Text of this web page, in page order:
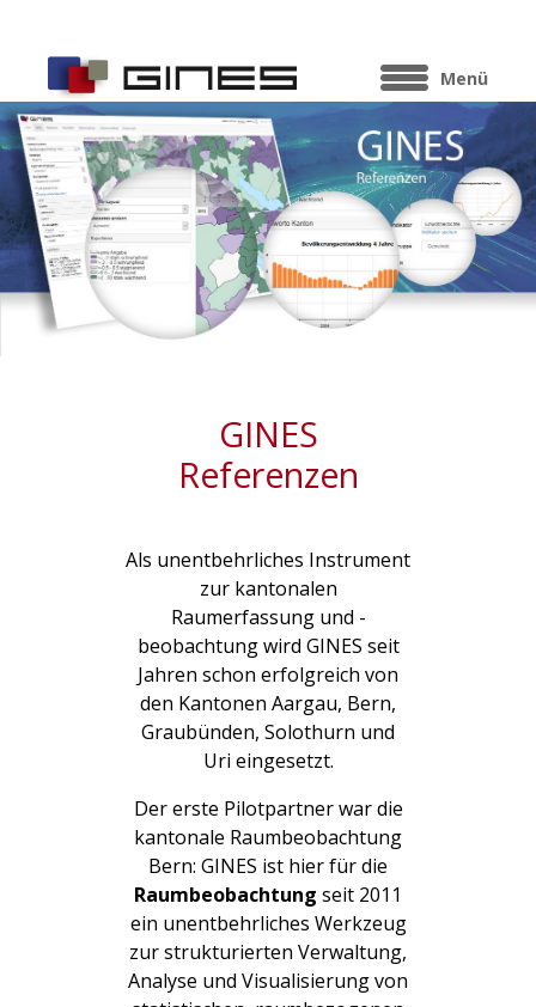
Menü
GINES
Referenzen
Als unentbehrliches Instrument
zur kantonalen
Raumerfassung und -
beobachtung wird GINES seit
Jahren schon erfolgreich von
den Kantonen Aargau, Bern,
Graubünden, Solothurn und
Uri eingesetzt.
Der erste Pilotpartner war die
kantonale Raumbeobachtung
Bern: GINES ist hier für die
Raumbeobachtung seit 2011
ein unentbehrliches Werkzeug
zur strukturierten Verwaltung,
Analyse und Visualisierung von